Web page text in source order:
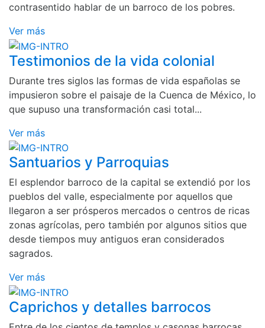
contrasentido hablar de un barroco de los pobres.
Ver más
Testimonios de la vida colonial
Durante tres siglos las formas de vida españolas se
impusieron sobre el paisaje de la Cuenca de México, lo
que supuso una transformación casi total...
Ver más
Santuarios y Parroquias
El esplendor barroco de la capital se extendió por los
pueblos del valle, especialmente por aquellos que
llegaron a ser prósperos mercados o centros de ricas
zonas agrícolas, pero también por algunos sitios que
desde tiempos muy antiguos eran considerados
sagrados.
Ver más
Caprichos y detalles barrocos